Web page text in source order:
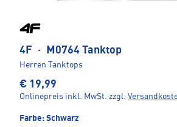
4F · M0764 Tanktop
Herren Tanktops
€ 19,99
Onlinepreis inkl. MwSt. zzgl.
Farbe: Schwarz